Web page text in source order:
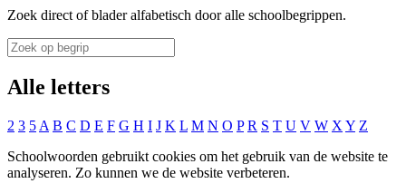
Zoek direct of blader alfabetisch door alle schoolbegrippen.
Alle letters
2 3 5 A B C D E F G H I J K L M N O P R S T U V W X Y Z
Schoolwoorden gebruikt cookies om het gebruik van de website te
analyseren. Zo kunnen we de website verbeteren.